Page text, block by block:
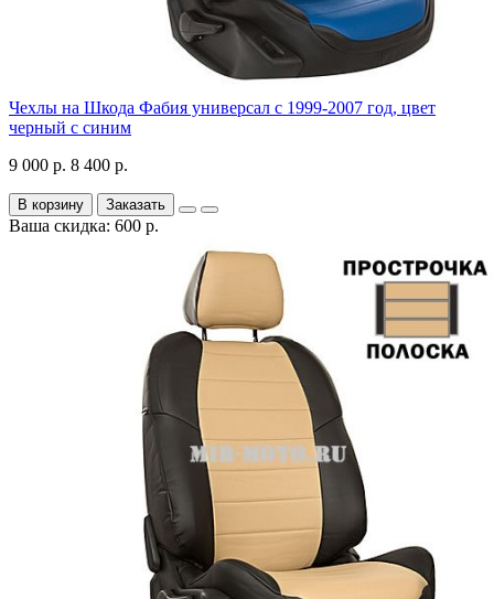
Чехлы на Шкода Фабия универсал с 1999-2007 год, цвет
черный с синим
9 000 р. 8 400 р.
В корзину Заказать
Ваша скидка: 600 р.